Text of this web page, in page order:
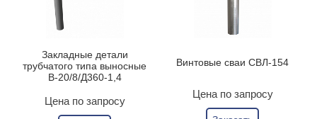
Закладные детали
трубчатого типа выносные
В-20/8/Д360-1,4
Цена по запросу
Винтовые сваи СВЛ-154
Цена по запросу